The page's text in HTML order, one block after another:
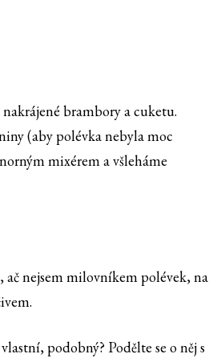
brambory a cuketu.
(aby polévka nebyla moc
mixérem a všleháme
nejsem milovníkem polévek, na
podobný? Podělte se o něj s